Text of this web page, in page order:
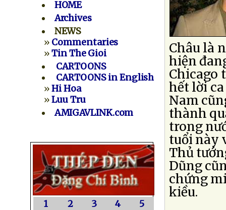
HOME
Archives
NEWS
» Commentaries
»Tin The Gioi
CARTOONS
CARTOONS in English
»Hi Hoa
»Luu Tru
AMIGAVLINK.com
1 2 3 4
5
Châu là
hiện
Chicago
hết lời
Nam
thành
trong
tuổi này
Thủ
Dũng
chứng
kiều.